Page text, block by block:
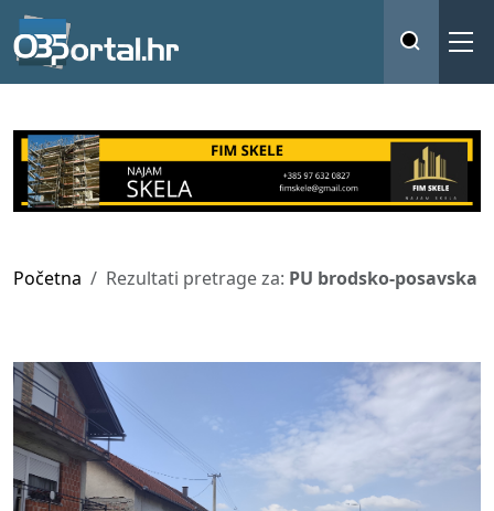
Početna Rezultati pretrage za: PU brodsko-posavska